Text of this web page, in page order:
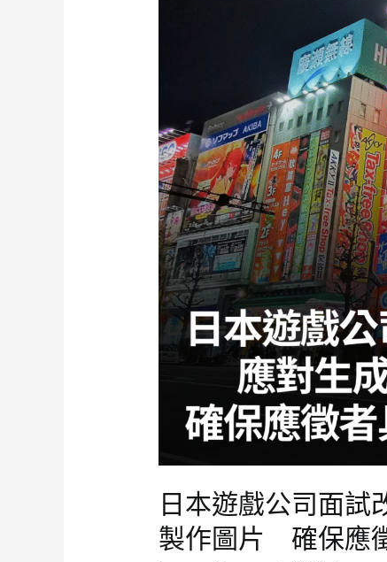
日本遊戲公司面
製作圖片 確保應